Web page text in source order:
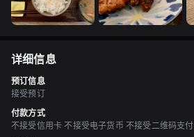
详细信息
预订信息
接受预订
付款方式
不接受信用卡 不接受电子货币 不接受二维码支付